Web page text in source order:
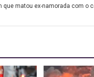
que matou ex-namorada com o